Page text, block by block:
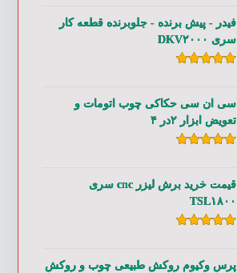
فیدر - پیش برنده - جلوبرنده قطعه کار
سری DKV۲۰۰۰
سی ان سی حکاکی چوب اتومات و
تعویض ابزار ۲در ۴
قیمت خرید برش لیزر cnc سری
TSL۱۸۰۰
پرس وکیوم روکش طبیعی چوب و روکش